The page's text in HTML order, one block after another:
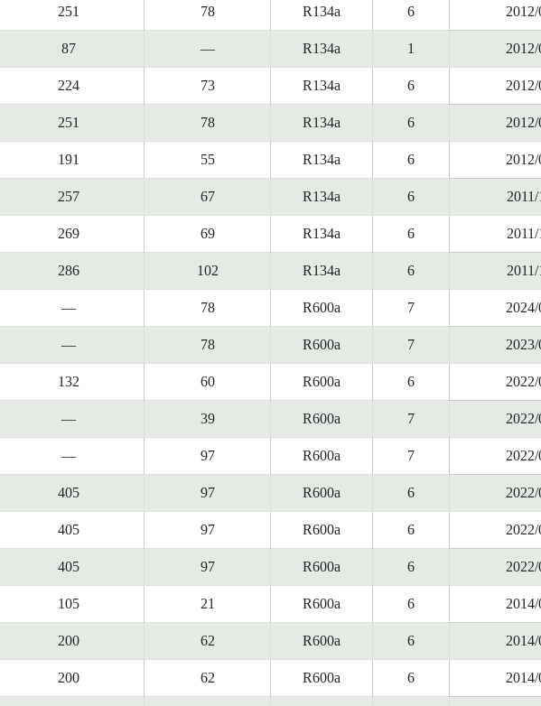
251 78 R134a 6
87 — R134a 1
224 73 R134a 6
251 78 R134a 6
191 55 R134a 6
257 67 R134a 6
269 69 R134a 6
286 102 R134a 6
— 78 R600a 7
— 78 R600a 7
132 60 R600a 6
— 39 R600a 7
— 97 R600a 7
405 97 R600a 6
405 97 R600a 6
405 97 R600a 6
105 21 R600a 6
200 62 R600a 6
200 62 R600a 6